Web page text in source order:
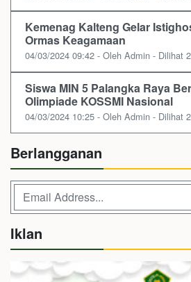
Kemenag Kalteng Gelar
Ormas Keagamaan
04/03/2024 09:42 - Oleh Admin - Dilihat
Siswa MIN 5 Palangka Raya
Olimpiade KOSSMI Nasional
04/03/2024 10:25 - Oleh Admin - Dilihat
Berlangganan
Iklan